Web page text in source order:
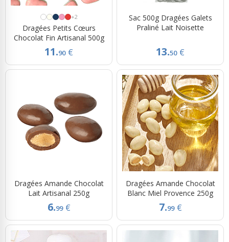
+2
Dragées Petits Cœurs
Chocolat Fin Artisanal 500g
11.90 €
Sac 500g Dragées Galets
Praliné Lait Noisette
13.50 €
Dragées Amande Chocolat
Lait Artisanal 250g
6.99 €
Dragées Amande Chocolat
Blanc Miel Provence 250g
7.99 €